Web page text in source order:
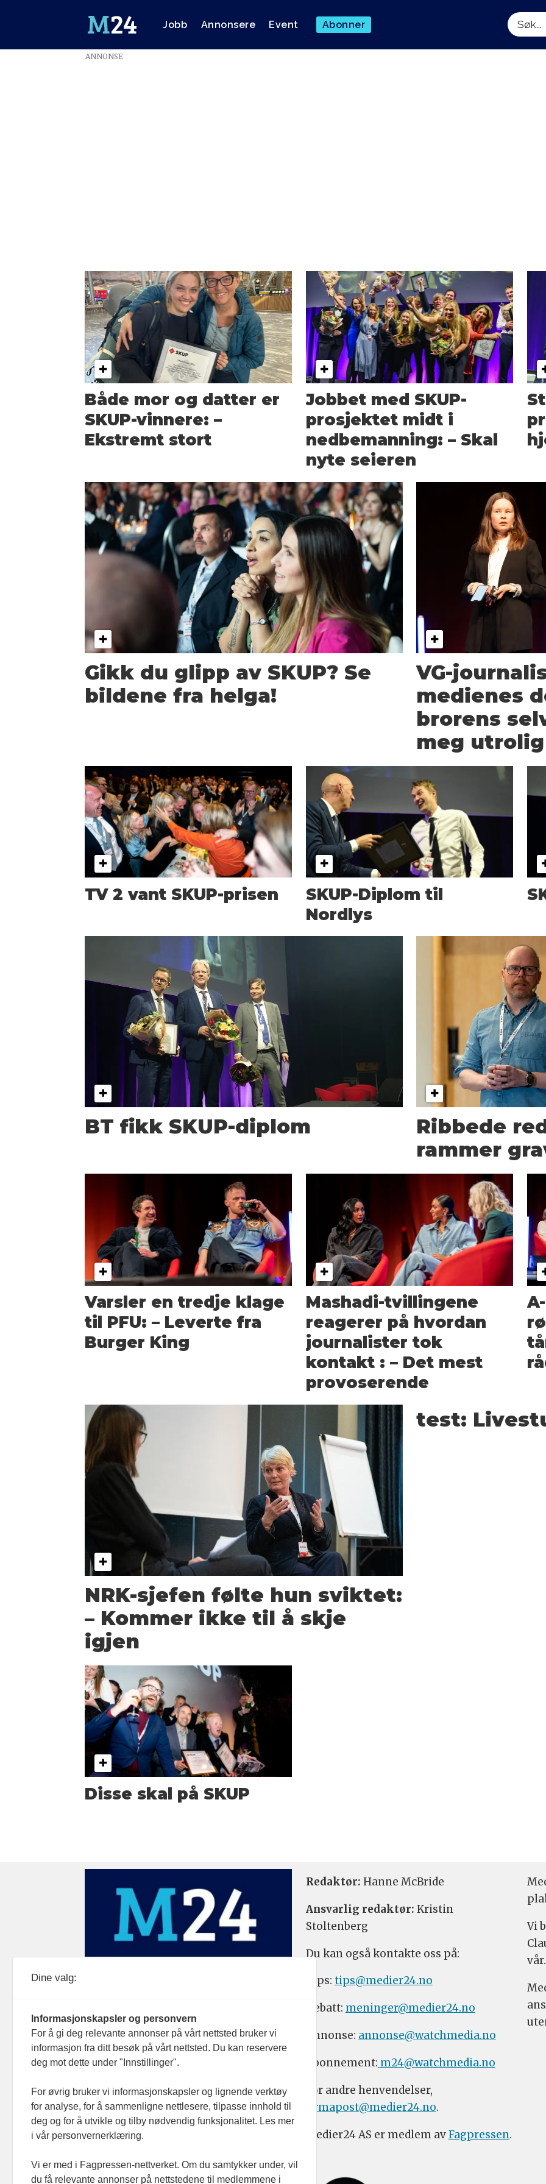
Jobb Annonsere Event Abonner
Søk
Emne:ANNONSE
Både mor og datter er
SKUP-vinnere: –
Ekstremt stort
Jobbet med SKUP-
prosjektet midt i
nedbemanning: – Skal
nyte seieren
Gikk du glipp av SKUP? Se
bildene fra helga!
VG-
medienes
brorens
meg
TV 2 vant SKUP-prisen
SKUP-Diplom til
Nordlys
BT fikk SKUP-diplom
Ribbede
rammer
Varsler en tredje klage
til PFU: – Leverte fra
Burger King
Mashadi-tvillingene
reagerer på hvordan
journalister tok
kontakt : – Det mest
provoserende
NRK-sjefen følte hun sviktet:
– Kommer ikke til å skje
igjen
test:
Disse skal på SKUP
Redaktør: Hanne McBride
Ansvarlig redaktør: Kristin
Stoltenberg
Du kan også kontakte oss på:
Tips: tips@medier24.no
Debatt: meninger@medier24.no
Annonse: annonse@watchmedia.no
Abonnement: m24@watchmedia.no
For andre henvendelser,
firmapost@medier24.no.
Medier24 AS er medlem avFagpressen.
Vi
vår.
Dine valg:
Informasjonskapsler og personvern
For å gi deg relevante annonser på vårt nettsted bruker vi
informasjon fra ditt besøk på vårt nettsted. Du kan reservere
deg mot dette under "Innstillinger".
For øvrig bruker vi informasjonskapsler og lignende verktøy
for analyse, for å sammenligne nettlesere, tilpasse innhold til
deg og for å utvikle og tilby nødvendig funksjonalitet. Les mer
i vår personvernerklæring.
Vi er med i Fagpressen-nettverket. Om du samtykker under, vil
du få relevante annonser på nettstedene til medlemmene i